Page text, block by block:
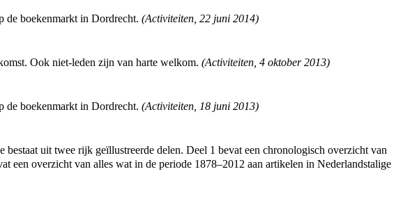
de boekenmarkt in Dordrecht. (Activiteiten 22 juni 2014)
Ook niet-leden zijn van harte welkom. (Activiteiten 4 oktober 2013)
de boekenmarkt in Dordrecht. (Activiteiten 18 juni 2013)
uit twee rijk geïllustreerde delen. Deel 1 bevat een chronologisch overzicht van
een overzicht van alles wat in de periode 1878–2012 aan artikelen in Nederlandstalige